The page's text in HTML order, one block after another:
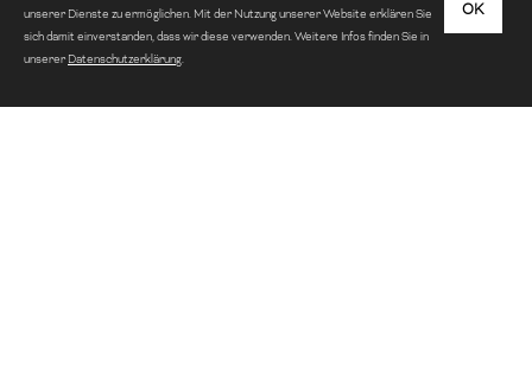
OK
unserer Dienste zu ermöglichen. Mit der Nutzung unserer Website erklären Sie
sich damit einverstanden, dass wir diese verwenden. Weitere Infos finden Sie in
unsererDatenschutzerklärung.